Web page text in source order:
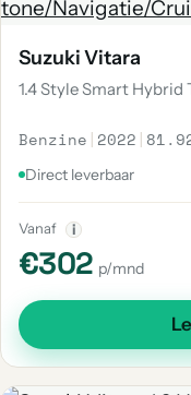
Suzuki Vitara
1.4 Style Smart
Benzine | 2022 |
Direct leverbaar
Vanaf i
€302 p/mnd